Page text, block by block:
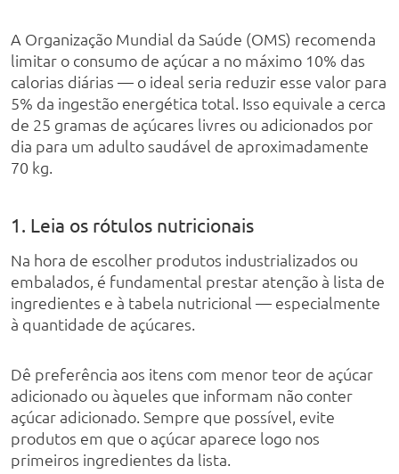
A Organização Mundial da Saúde (OMS) recomenda
limitar o consumo de açúcar a no máximo 10% das
calorias diárias — o ideal seria reduzir esse valor para
5% da ingestão energética total. Isso equivale a cerca
de 25 gramas de açúcares livres ou adicionados por
dia para um adulto saudável de aproximadamente
70 kg.
1. Leia os rótulos nutricionais
Na hora de escolher produtos industrializados ou
embalados, é fundamental prestar atenção à lista de
ingredientes e à tabela nutricional — especialmente
à quantidade de açúcares.
Dê preferência aos itens com menor teor de açúcar
adicionado ou àqueles que informam não conter
açúcar adicionado. Sempre que possível, evite
produtos em que o açúcar aparece logo nos
primeiros ingredientes da lista.